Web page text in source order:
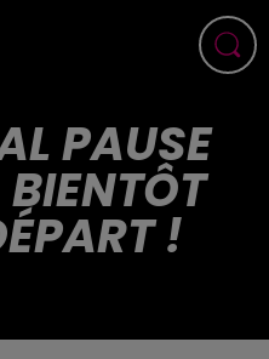
PAUSE
!